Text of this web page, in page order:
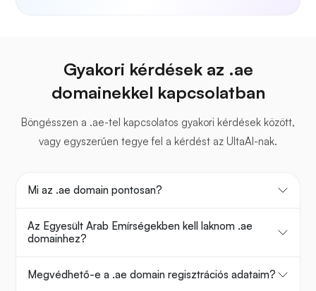
Gyakori kérdések az .ae
domainekkel kapcsolatban
Böngésszen a .ae-tel kapcsolatos gyakori kérdések között,
vagy egyszerűen tegye fel a kérdést az UltaAI-nak.
Mi az .ae domain pontosan?
Az Egyesült Arab Emírségekben kell laknom .ae
domainhez?
Megvédhető-e a .ae domain regisztrációs adataim?